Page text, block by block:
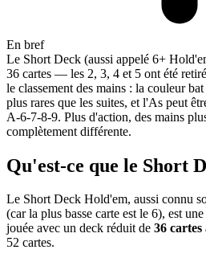
En bref
Le Short Deck (aussi appelé 6+
36 cartes — les 2, 3, 4 et 5 ont été
le classement des mains : la couleur
plus rares que les suites, et l'As peut
A-6-7-8-9. Plus d'action, des mains
complètement différente.
Qu'est-ce que le Short
Le Short Deck Hold'em, aussi connu
(car la plus basse carte est le 6), est
jouée avec un deck réduit de 36 cartes
52 cartes.